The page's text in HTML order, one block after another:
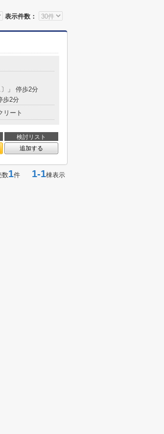
表示件数：
」 停歩2分
歩2分
リート
検討リスト
追加する
数1件 1-1棟表示